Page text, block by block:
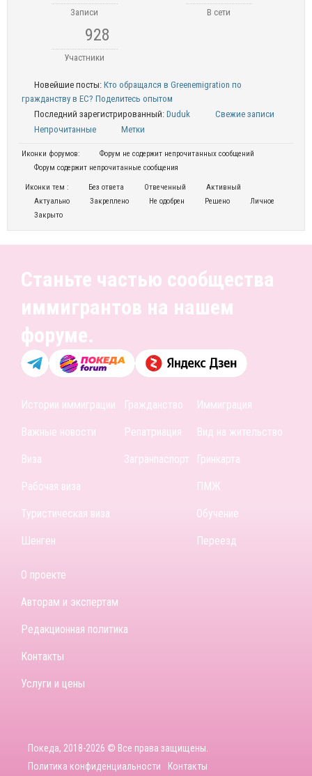
Записи В сети
928
Участники
Новейшие посты: Кто обращался в Greenemigration по
гражданству в ЕС? Поделитесь опытом
Последний зарегистрированный: Duduk
Свежие записи
Непрочитанные
Метки
Иконки форумов:
Форум не содержит непрочитанных сообщений
Форум содержит непрочитанные сообщения
Иконки тем : Без ответа Отвеченный
Активный
Актуально
Закреплено Не одобрен Решено
Личное
Закрыто
Станьте частью сообщества
иммигрантов на нашем
форуме.
Истории иммиграции
Важные новости
Виза
Рабочая виза
Туристическая виза
Шенген
Гражданство
Репатриация
Загранпаспорт
Иммиграция
Вид на жительство
Гринкарта
ПМЖ
Обучение
Переезд
О проекте
Авторам и экспертам
Редакционная политика
Контакты
Услуги и цены
Покеда, 2018-2026 © Все права защищены.
Политика конфиденциальности
Контакты